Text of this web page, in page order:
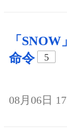
「
命令
5
08月06日